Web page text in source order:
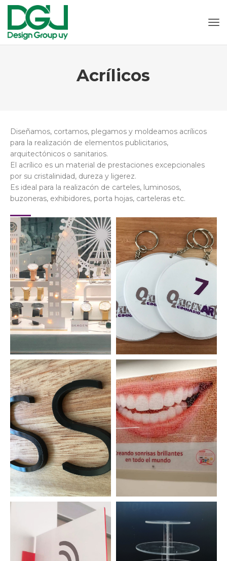
Acrílicos
Diseñamos, cortamos, plegamos y moldeamos acrílicos
para la realización de elementos publicitarios,
arquitectónicos o sanitarios.
El acrílico es un material de prestaciones excepcionales
por su cristalinidad, dureza y ligerez.
Es ideal para la realizacón de carteles, luminosos,
buzoneras, exhibidores, porta hojas, carteleras etc.